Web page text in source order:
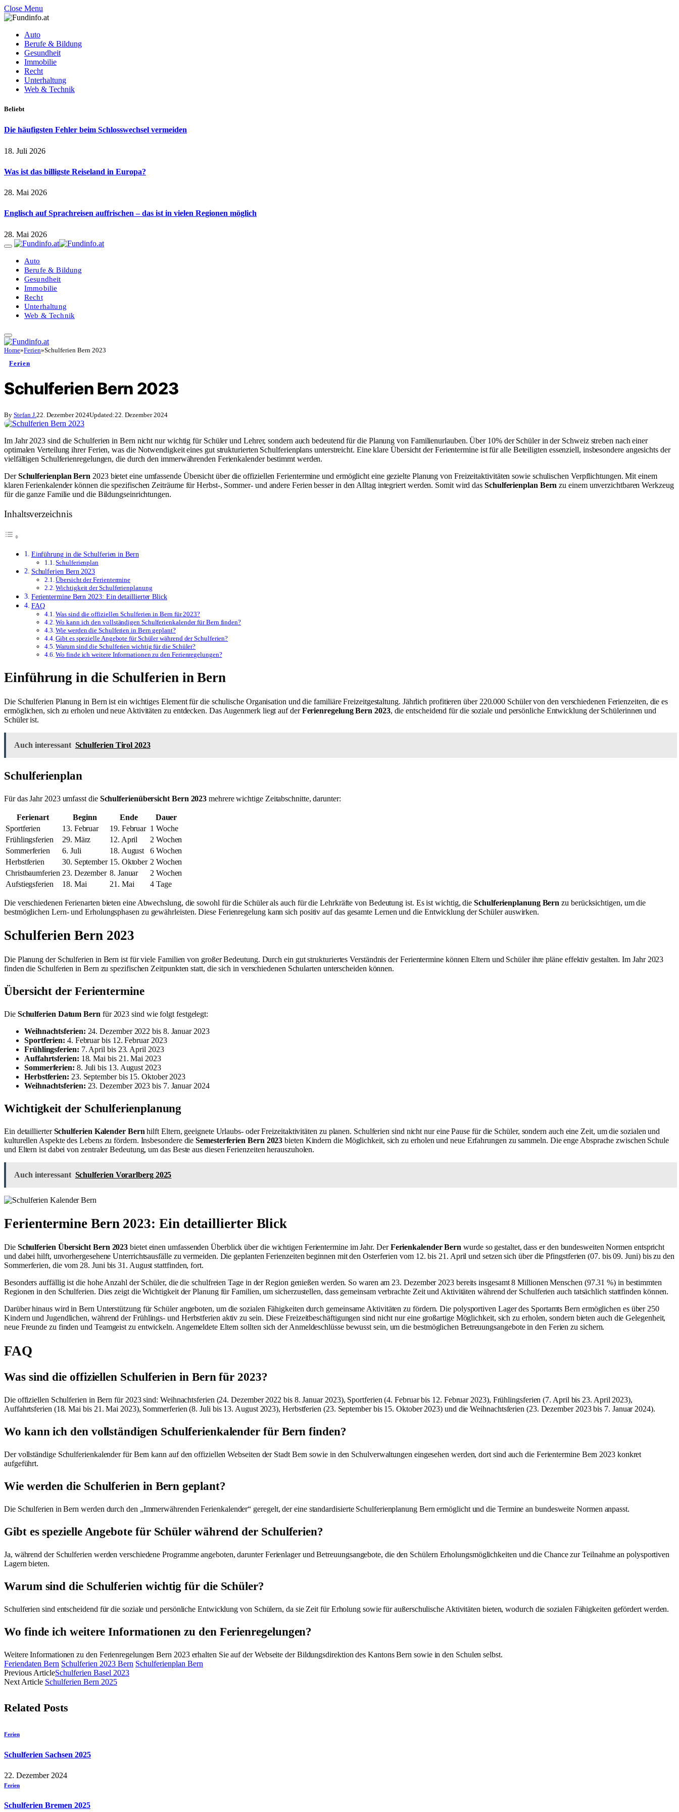
Close Menu
Auto
Berufe & Bildung
Gesundheit
Immobilie
Recht
Unterhaltung
Web & Technik
Beliebt
Die häufigsten Fehler beim Schlosswechsel vermeiden
18. Juli 2026
Was ist das billigste Reiseland in Europa?
28. Mai 2026
Englisch auf Sprachreisen auffrischen – das ist in vielen Regionen möglich
28. Mai 2026
Auto
Berufe & Bildung
Gesundheit
Immobilie
Recht
Unterhaltung
Web & Technik
Home»Ferien»Schulferien Bern 2023
Ferien
Schulferien Bern 2023
By Stefan J. 22. Dezember 2024Updated:22. Dezember 2024
Im Jahr 2023 sind die Schulferien in Bern nicht nur wichtig für Schüler und Lehrer, sondern auch bedeutend für die Planung von Familienurlauben. Über 10% der Schüler in der Schweiz streben nach einer
optimalen Verteilung ihrer Ferien, was die Notwendigkeit eines gut strukturierten Schulferienplans unterstreicht. Eine klare Übersicht der Ferientermine ist für alle Beteiligten essenziell, insbesondere angesichts der
vielfältigen Schulferienregelungen, die durch den immerwährenden Ferienkalender bestimmt werden.
DerSchulferienplan Bern 2023 bietet eine umfassende Übersicht über die offiziellen Ferientermine und ermöglicht eine gezielte Planung von Freizeitaktivitäten sowie schulischen Verpflichtungen. Mit einem
klaren Ferienkalender können die spezifischen Zeiträume für Herbst-, Sommer- und andere Ferien besser in den Alltag integriert werden. Somit wird das Schulferienplan Bern zu einem unverzichtbaren Werkzeug
für die ganze Familie und die Bildungseinrichtungen.
Inhaltsverzeichnis
Einführung in die Schulferien in Bern
Schulferienplan
Schulferien Bern 2023
Übersicht der Ferientermine
Wichtigkeit der Schulferienplanung
Ferientermine Bern 2023: Ein detaillierter Blick
FAQ
Was sind die offiziellen Schulferien in Bern für 2023?
Wo kann ich den vollständigen Schulferienkalender für Bern finden?
Wie werden die Schulferien in Bern geplant?
Gibt es spezielle Angebote für Schüler während der Schulferien?
Warum sind die Schulferien wichtig für die Schüler?
Wo finde ich weitere Informationen zu den Ferienregelungen?
Einführung in die Schulferien in Bern
Die Schulferien Planung in Bern ist ein wichtiges Element für die schulische Organisation und die familiäre Freizeitgestaltung. Jährlich profitieren über 220.000 Schüler von den verschiedenen Ferienzeiten, die es
ermöglichen, sich zu erholen und neue Aktivitäten zu entdecken. Das Augenmerk liegt auf derFerienregelung Bern 2023, die entscheidend für die soziale und persönliche Entwicklung der Schülerinnen und
Schüler ist.
Auch interessant Schulferien Tirol 2023
Schulferienplan
Für das Jahr 2023 umfasst die Schulferienübersicht Bern 2023 mehrere wichtige Zeitabschnitte, darunter:
Ferienart Beginn Ende
Dauer
Sportferien
13. Februar 19. Februar 1 Woche
Frühlingsferien
29. März 12. April
2 Wochen
Sommerferien
6. Juli 18. August
6 Wochen
Herbstferien
30. September 15. Oktober 2 Wochen
Christbaumferien 23. Dezember 8. Januar
2 Wochen
Aufstiegsferien
18. Mai 21. Mai 4 Tage
Die verschiedenen Ferienarten bieten eine Abwechslung, die sowohl für die Schüler als auch für die Lehrkräfte von Bedeutung ist. Es ist wichtig, dieSchulferienplanung Bern zu berücksichtigen, um die
bestmöglichen Lern- und Erholungsphasen zu gewährleisten. Diese Ferienregelung kann sich positiv auf das gesamte Lernen und die Entwicklung der Schüler auswirken.
Schulferien Bern 2023
Die Planung der Schulferien in Bern ist für viele Familien von großer Bedeutung. Durch ein gut strukturiertes Verständnis der Ferientermine können Eltern und Schüler ihre pläne effektiv gestalten. Im Jahr 2023
finden die Schulferien in Bern zu spezifischen Zeitpunkten statt, die sich in verschiedenen Schularten unterscheiden können.
Übersicht der Ferientermine
Die Schulferien Datum Bern für 2023 sind wie folgt festgelegt:
Weihnachtsferien: 24. Dezember 2022 bis 8. Januar 2023
Sportferien: 4. Februar bis 12. Februar 2023
Frühlingsferien: 7. April bis 23. April 2023
Auffahrtsferien: 18. Mai bis 21. Mai 2023
Sommerferien: 8. Juli bis 13. August 2023
Herbstferien: 23. September bis 15. Oktober 2023
Weihnachtsferien: 23. Dezember 2023 bis 7. Januar 2024
Wichtigkeit der Schulferienplanung
Ein detaillierterSchulferien Kalender Bern hilft Eltern, geeignete Urlaubs- oder Freizeitaktivitäten zu planen. Schulferien sind nicht nur eine Pause für die Schüler, sondern auch eine Zeit, um die sozialen und
kulturellen Aspekte des Lebens zu fördern. Insbesondere dieSemesterferien Bern 2023 bieten Kindern die Möglichkeit, sich zu erholen und neue Erfahrungen zu sammeln. Die enge Absprache zwischen Schule
und Eltern ist dabei von zentraler Bedeutung, um das Beste aus diesen Ferienzeiten herauszuholen.
Auch interessant Schulferien Vorarlberg 2025
Ferientermine Bern 2023: Ein detaillierter Blick
Die Schulferien Übersicht Bern 2023 bietet einen umfassenden Überblick über die wichtigen Ferientermine im Jahr. DerFerienkalender Bern wurde so gestaltet, dass er den bundesweiten Normen entspricht
und dabei hilft, unvorhergesehene Unterrichtsausfälle zu vermeiden. Die geplanten Ferienzeiten beginnen mit den Osterferien vom 12. bis 21. April und setzen sich über die Pfingstferien (07. bis 09. Juni) bis zu den
Sommerferien, die vom 28. Juni bis 31. August stattfinden, fort.
Besonders auffällig ist die hohe Anzahl der Schüler, die die schulfreien Tage in der Region genießen werden. So waren am 23. Dezember 2023 bereits insgesamt 8 Millionen Menschen (97.31 %) in bestimmten
Regionen in den Schulferien. Dies zeigt die Wichtigkeit der Planung für Familien, um sicherzustellen, dass gemeinsam verbrachte Zeit und Aktivitäten während der Schulferien auch tatsächlich stattfinden können.
Darüber hinaus wird in Bern Unterstützung für Schüler angeboten, um die sozialen Fähigkeiten durch gemeinsame Aktivitäten zu fördern. Die polysportiven Lager des Sportamts Bern ermöglichen es über 250
Kindern und Jugendlichen, während der Frühlings- und Herbstferien aktiv zu sein. Diese Freizeitbeschäftigungen sind nicht nur eine großartige Möglichkeit, sich zu erholen, sondern bieten auch die Gelegenheit,
neue Freunde zu finden und Teamgeist zu entwickeln. Angemeldete Eltern sollten sich der Anmeldeschlüsse bewusst sein, um die bestmöglichen Betreuungsangebote in den Ferien zu sichern.
FAQ
Was sind die offiziellen Schulferien in Bern für 2023?
Die offiziellen Schulferien in Bern für 2023 sind: Weihnachtsferien (24. Dezember 2022 bis 8. Januar 2023), Sportferien (4. Februar bis 12. Februar 2023), Frühlingsferien (7. April bis 23. April 2023),
Auffahrtsferien (18. Mai bis 21. Mai 2023), Sommerferien (8. Juli bis 13. August 2023), Herbstferien (23. September bis 15. Oktober 2023) und die Weihnachtsferien (23. Dezember 2023 bis 7. Januar 2024).
Wo kann ich den vollständigen Schulferienkalender für Bern finden?
Der vollständige Schulferienkalender für Bern kann auf den offiziellen Webseiten der Stadt Bern sowie in den Schulverwaltungen eingesehen werden, dort sind auch die Ferientermine Bern 2023 konkret
aufgeführt.
Wie werden die Schulferien in Bern geplant?
Die Schulferien in Bern werden durch den „Immerwährenden Ferienkalender“ geregelt, der eine standardisierte Schulferienplanung Bern ermöglicht und die Termine an bundesweite Normen anpasst.
Gibt es spezielle Angebote für Schüler während der Schulferien?
Ja, während der Schulferien werden verschiedene Programme angeboten, darunter Ferienlager und Betreuungsangebote, die den Schülern Erholungsmöglichkeiten und die Chance zur Teilnahme an polysportiven
Lagern bieten.
Warum sind die Schulferien wichtig für die Schüler?
Schulferien sind entscheidend für die soziale und persönliche Entwicklung von Schülern, da sie Zeit für Erholung sowie für außerschulische Aktivitäten bieten, wodurch die sozialen Fähigkeiten gefördert werden.
Wo finde ich weitere Informationen zu den Ferienregelungen?
Weitere Informationen zu den Ferienregelungen Bern 2023 erhalten Sie auf der Webseite der Bildungsdirektion des Kantons Bern sowie in den Schulen selbst.
Feriendaten Bern Schulferien 2023 Bern Schulferienplan Bern
Previous ArticleSchulferien Basel 2023
Next Article Schulferien Bern 2025
Related Posts
Ferien
Schulferien Sachsen 2025
22. Dezember 2024
Ferien
Schulferien Bremen 2025